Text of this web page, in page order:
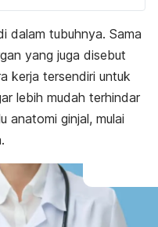
dalam tubuhnya. Sama
yang juga disebut
kerja tersendiri untuk
lebih mudah terhindar
anatomi ginjal, mulai